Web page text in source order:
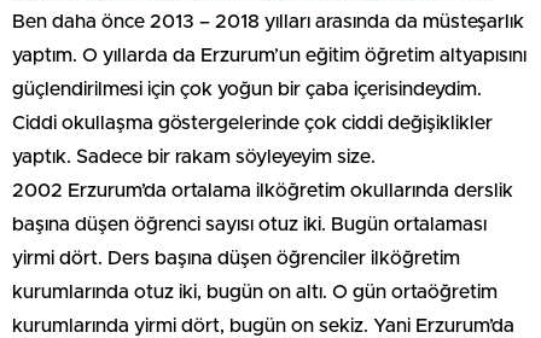
Ben daha önce 2013 – 2018 yılları arasında da müsteşarlık
yaptım. O yıllarda da Erzurum’un eğitim öğretim altyapısını
güçlendirilmesi için çok yoğun bir çaba içerisindeydim.
Ciddi okullaşma göstergelerinde çok ciddi değişiklikler
yaptık. Sadece bir rakam söyleyeyim size.
2002 Erzurum’da ortalama ilköğretim okullarında derslik
başına düşen öğrenci sayısı otuz iki. Bugün ortalaması
yirmi dört. Ders başına düşen öğrenciler ilköğretim
kurumlarında otuz iki, bugün on altı. O gün ortaöğretim
kurumlarında yirmi dört, bugün on sekiz. Yani Erzurum’da